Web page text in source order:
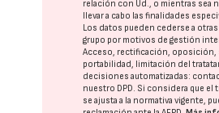
relación con Ud., o mientras sea
llevar a cabo las finalidades
Los datos pueden cederse a otras
grupo por motivos de gestión
Acceso, rectificación, oposición,
portabilidad, limitación del
decisiones automatizadas:
nuestro DPD. Si considera que el
se ajusta a la normativa vigente,